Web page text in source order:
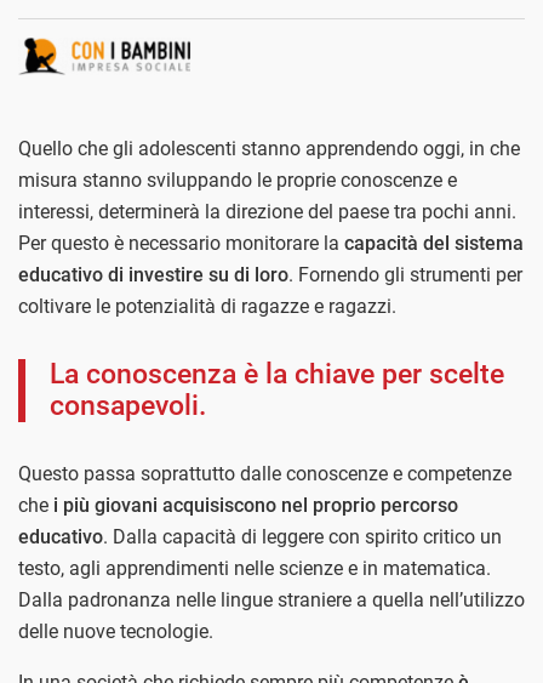
Quello che gli adolescenti stanno apprendendo oggi, in che
misura stanno sviluppando le proprie conoscenze e
interessi, determinerà la direzione del paese tra pochi anni.
Per questo è necessario monitorare la capacità del sistema
educativo di investire su di loro. Fornendo gli strumenti per
coltivare le potenzialità di ragazze e ragazzi.
La conoscenza è la chiave per scelte
consapevoli.
Questo passa soprattutto dalle conoscenze e competenze
che i più giovani acquisiscono nel proprio percorso
educativo. Dalla capacità di leggere con spirito critico un
testo, agli apprendimenti nelle scienze e in matematica.
Dalla padronanza nelle lingue straniere a quella nell’utilizzo
delle nuove tecnologie.